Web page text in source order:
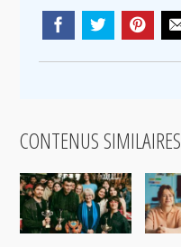
CONTENUS SIMILAIRES